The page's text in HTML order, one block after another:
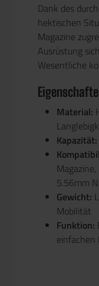
Dank des
hektischen
Magazine
Ausrüstung
Wesentliche
Material:
Kapazität:
5.56mm
Gewicht:
Mobilität
Funktion:
einfachen